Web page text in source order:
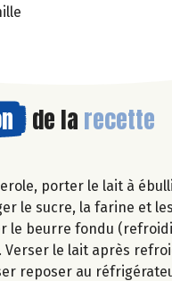
de la recette
porter le lait à
le sucre, la farine et
le beurre fondu
Verser le lait après
reposer au